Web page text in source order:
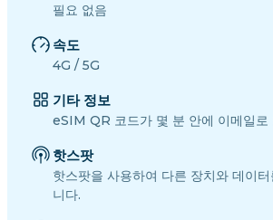
필요 없음
속도
4G / 5G
기타 정보
eSIM QR 코드가 몇 분 안에 이메일로
핫스팟
핫스팟을 사용하여 다른 장치와 데이
니다.